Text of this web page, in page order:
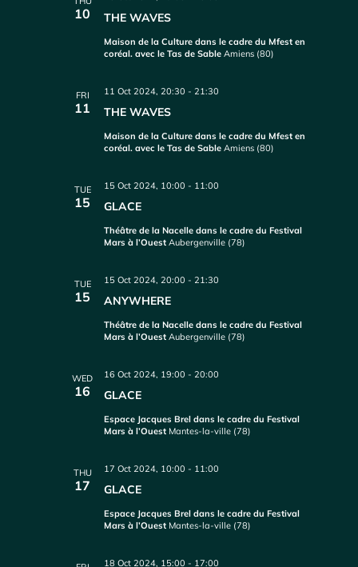
10 THE WAVES
Maison de la Culture dans le cadre du Mfest en
coréal. avec le Tas de SableAmiens (80)
FRI
11 THE WAVES
11 Oct 2024, 20:30 -21:30
Maison de la Culture dans le cadre du Mfest en
coréal. avec le Tas de SableAmiens (80)
TUE
15 GLACE
15 Oct 2024, 10:00 - 11:00
Théâtre de la Nacelle dans le cadre du Festival
Mars à l’OuestAubergenville (78)
TUE
15 ANYWHERE
15 Oct 2024, 20:00 -21:30
Théâtre de la Nacelle dans le cadre du Festival
Mars à l’OuestAubergenville (78)
WED
16 GLACE
16 Oct 2024, 19:00 -20:00
Espace Jacques Brel dans le cadre du Festival
Mars à l’Ouest Mantes-la-ville (78)
THU
17 GLACE
17 Oct 2024, 10:00 - 11:00
Espace Jacques Brel dans le cadre du Festival
Mars à l’Ouest Mantes-la-ville (78)
18 Oct 2024, 15:00 - 17:00